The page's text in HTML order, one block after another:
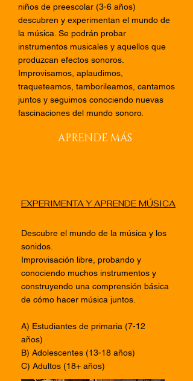
niños de preescolar (3-6 años)
descubren y experimentan el mundo de
la música. Se podrán probar
instrumentos musicales y aquellos que
produzcan efectos sonoros.
Improvisamos, aplaudimos,
traqueteamos, tamborileamos, cantamos
juntos y seguimos conociendo nuevas
fascinaciones del mundo sonoro.
APRENDE MÁS
EXPERIMENTA Y APRENDE MÚSICA
Descubre el mundo de la música y los
sonidos.
Improvisación libre, probando y
conociendo muchos instrumentos y
construyendo una comprensión básica
de cómo hacer música juntos.
A) Estudiantes de primaria (7-12
años)
B) Adolescentes (13-18 años)
C) Adultos (18+ años)